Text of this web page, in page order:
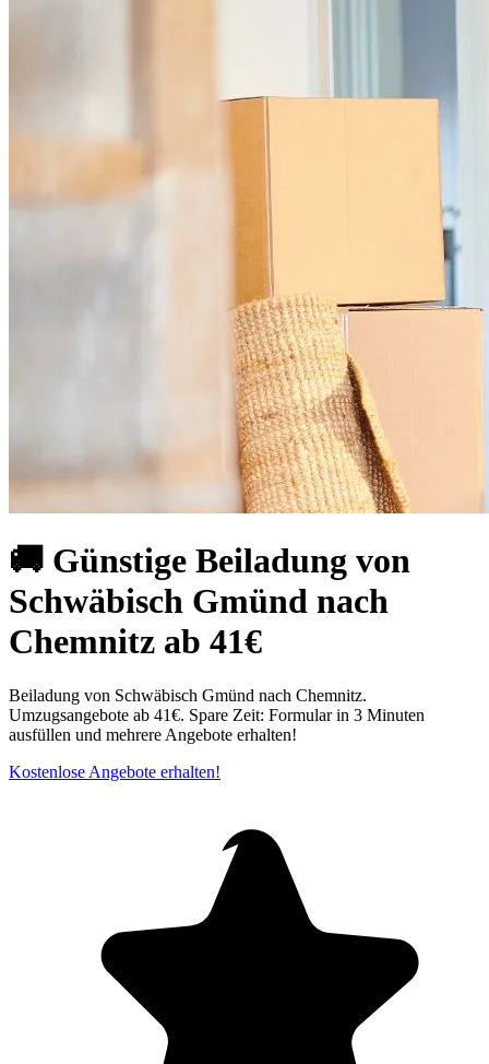
🚚 Günstige Beiladung von
Schwäbisch Gmünd nach
Chemnitz ab 41€
Beiladung von Schwäbisch Gmünd nach Chemnitz⁠.
Umzugsangebote ab 41€. Spare Zeit: Formular in 3 Minuten
ausfüllen und mehrere Angebote erhalten!
Kostenlose Angebote erhalten!